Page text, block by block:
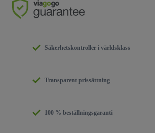
Säkerhetskontroller i världsklass
Transparent prissättning
100 % beställningsgaranti